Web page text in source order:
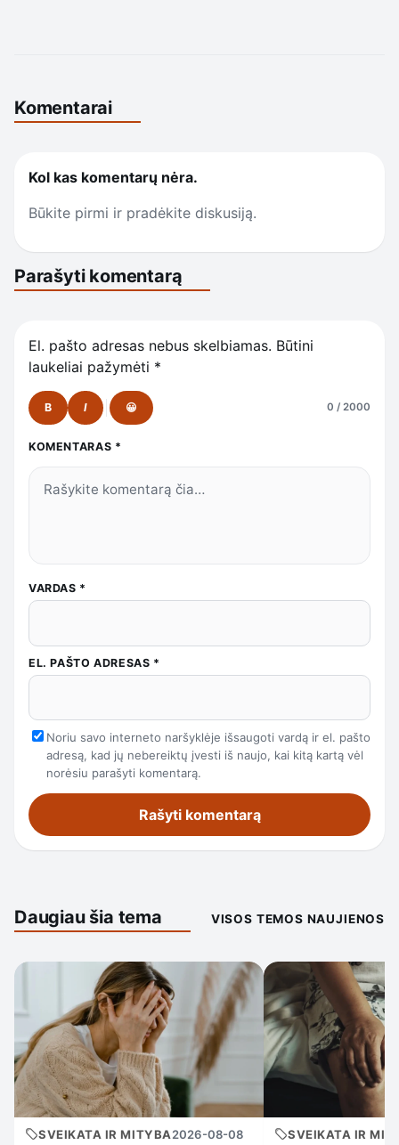
Komentarai
Kol kas komentarų nėra.
Būkite pirmi ir pradėkite diskusiją.
Parašyti komentarą
El. pašto adresas nebus skelbiamas. Būtini
laukeliai pažymėti *
B I 😀 0 / 2000
KOMENTARAS *
VARDAS *
EL. PAŠTO ADRESAS *
Noriu savo interneto naršyklėje išsaugoti vardą ir el. pašto
adresą, kad jų nebereiktų įvesti iš naujo, kai kitą kartą vėl
norėsiu parašyti komentarą.
Daugiau šia tema VISOS TEMOS NAUJIENOS
SVEIKATA IR MITYBA2026-08-08 SVEIKATA IR